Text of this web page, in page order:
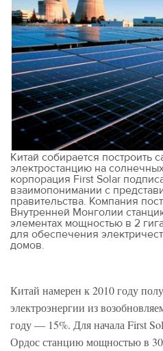
Китай собирается построить
электростанцию на
корпорация First Solar
взаимопонимании с
правительства. Компания
Внутренней Монголии
элементах мощностью в 2
для обеспечения
домов.
Китай намерен к 2010 году
электроэнергии из
году — 15%. Для начала First
Ордос станцию мощностью в 30